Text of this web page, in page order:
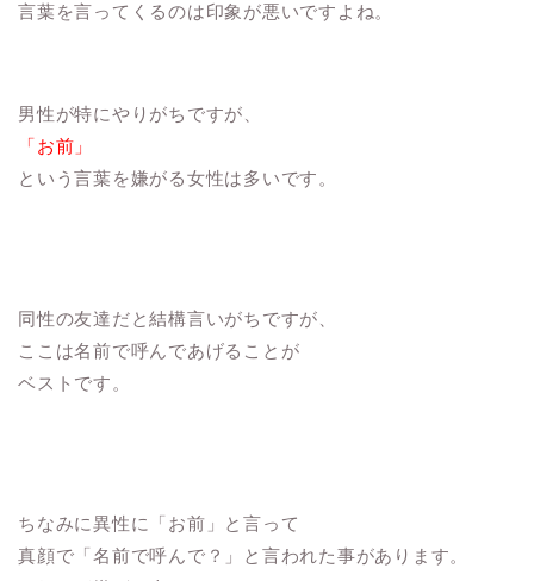
言葉を言ってくるのは印象が悪いですよね。
男性が特にやりがちですが、
「お前」
という言葉を嫌がる女性は多いです。
同性の友達だと結構言いがちですが、
ここは名前で呼んであげることが
ベストです。
ちなみに異性に「お前」と言って
真顔で「名前で呼んで？」と言われた事があります。